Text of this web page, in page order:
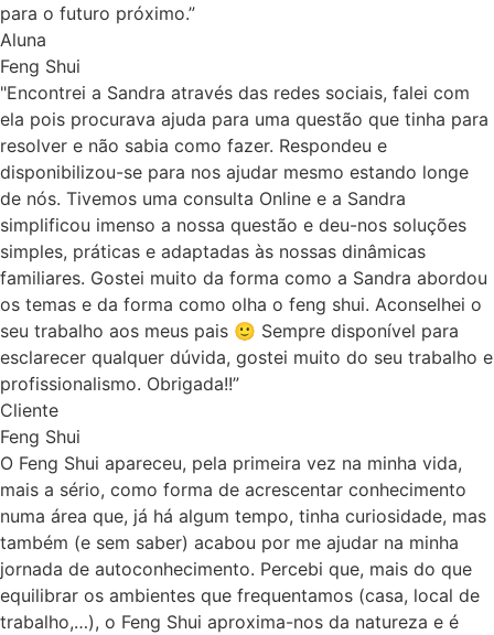
para o futuro próximo.”
Aluna
Feng Shui
"Encontrei a Sandra através das redes sociais, falei com
ela pois procurava ajuda para uma questão que tinha para
resolver e não sabia como fazer. Respondeu e
disponibilizou-se para nos ajudar mesmo estando longe
de nós. Tivemos uma consulta Online e a Sandra
simplificou imenso a nossa questão e deu-nos soluções
simples, práticas e adaptadas às nossas dinâmicas
familiares. Gostei muito da forma como a Sandra abordou
os temas e da forma como olha o feng shui. Aconselhei o
seu trabalho aos meus pais 🙂 Sempre disponível para
esclarecer qualquer dúvida, gostei muito do seu trabalho e
profissionalismo. Obrigada!!”
Cliente
Feng Shui
O Feng Shui apareceu, pela primeira vez na minha vida,
mais a sério, como forma de acrescentar conhecimento
numa área que, já há algum tempo, tinha curiosidade, mas
também (e sem saber) acabou por me ajudar na minha
jornada de autoconhecimento. Percebi que, mais do que
equilibrar os ambientes que frequentamos (casa, local de
trabalho,…), o Feng Shui aproxima-nos da natureza e é